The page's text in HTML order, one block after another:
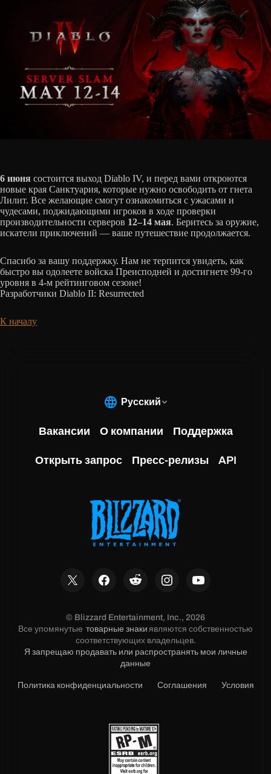
6 июня состоится выход Diablo IV, и перед вами откроются
новые края Санктуария, которые нужно освободить от гнета
Лилит. Все желающие смогут ознакомиться с ужасами и
чудесами, поджидающими игроков в ходе проверки
производительности серверов 12–14 мая. Беритесь за оружие,
искатели приключений — ваше путешествие продолжается.
Спасибо за вашу поддержку. Нам не терпится увидеть, как
быстро вы одолеете войска Преисподней и достигнете 99-го
уровня в 4-м рейтинговом сезоне!
Разработчики Diablo II: Resurrected
К началу